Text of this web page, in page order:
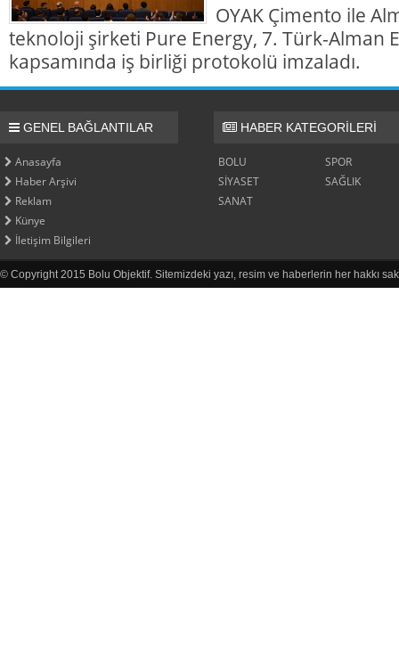
OYAK Çimento ile
teknoloji şirketi Pure Energy, 7. Türk-Alman
kapsamında iş birliği protokolü imzaladı.
GENEL BAĞLANTILAR
Anasayfa
Haber Arşivi
Reklam
Künye
İletişim Bilgileri
HABER KATEGORİLERİ
BOLU
SPOR
SİYASET
SAĞLIK
SANAT
© Copyright 2015 Bolu Objektif. Sitemizdeki yazı, resim ve haberlerin her hakkı